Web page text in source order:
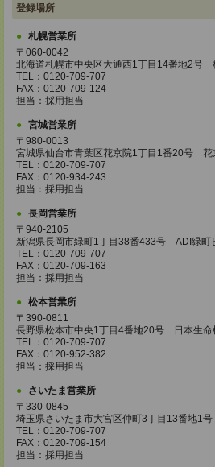
登録場所
札幌営業所
〒060-0042
北海道札幌市中央区大通西1丁目14番地2号
TEL：0120-709-707
FAX：0120-709-124
担当：採用担当
宮城営業所
〒980-0013
宮城県仙台市青葉区花京院1丁目1番20号 花
TEL：0120-709-707
FAX：0120-934-243
担当：採用担当
長岡営業所
〒940-2105
新潟県長岡市緑町1丁目38番433号 ADI緑町
TEL：0120-709-707
FAX：0120-709-163
担当：採用担当
松本営業所
〒390-0811
長野県松本市中央1丁目4番地20号 日本生命
TEL：0120-709-707
FAX：0120-952-382
担当：採用担当
さいたま営業所
〒330-0845
埼玉県さいたま市大宮区仲町3丁目13番地1
TEL：0120-709-707
FAX：0120-709-154
担当：採用担当